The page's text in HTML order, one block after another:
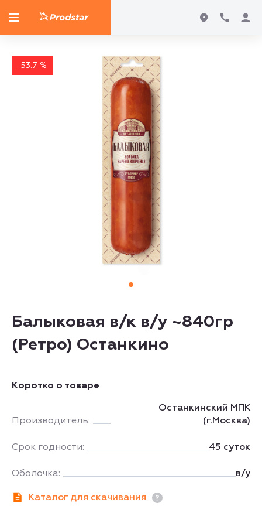
-53.7 %
Балыковая в/к в/у ~840гр
(Ретро) Останкино
Коротко о товаре
Производитель:
Останкинский МПК
(г.Москва)
Срок годности: 45 суток
Оболочка: в/у
Каталог для скачивания